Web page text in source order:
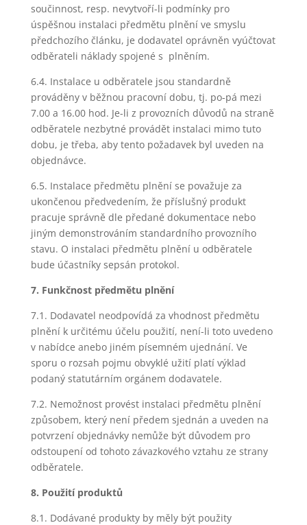
součinnost, resp. nevytvoří-li podmínky pro
úspěšnou instalaci předmětu plnění ve smyslu
předchozího článku, je dodavatel oprávněn vyúčtovat
odběrateli náklady spojené s plněním.
6.4. Instalace u odběratele jsou standardně
prováděny v běžnou pracovní dobu, tj. po-pá mezi
7.00 a 16.00 hod. Je-li z provozních důvodů na straně
odběratele nezbytné provádět instalaci mimo tuto
dobu, je třeba, aby tento požadavek byl uveden na
objednávce.
6.5. Instalace předmětu plnění se považuje za
ukončenou předvedením, že příslušný produkt
pracuje správně dle předané dokumentace nebo
jiným demonstrováním standardního provozního
stavu. O instalaci předmětu plnění u odběratele
bude účastníky sepsán protokol.
7. Funkčnost předmětu plnění
7.1. Dodavatel neodpovídá za vhodnost předmětu
plnění k určitému účelu použití, není-li toto uvedeno
v nabídce anebo jiném písemném ujednání. Ve
sporu o rozsah pojmu obvyklé užití platí výklad
podaný statutárním orgánem dodavatele.
7.2. Nemožnost provést instalaci předmětu plnění
způsobem, který není předem sjednán a uveden na
potvrzení objednávky nemůže být důvodem pro
odstoupení od tohoto závazkového vztahu ze strany
odběratele.
8. Použití produktů
8.1. Dodávané produkty by měly být použity